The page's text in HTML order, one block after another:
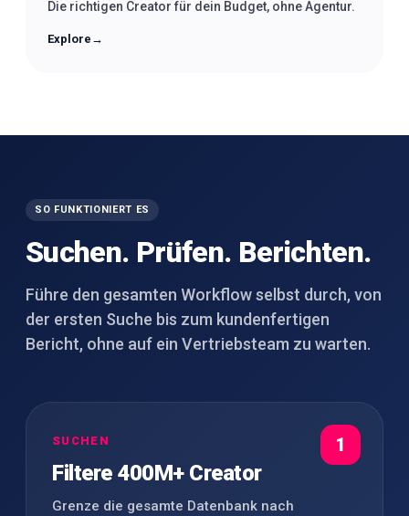
Die richtigen Creator für dein Budget, ohne Agentur.
Explore →
SO FUNKTIONIERT ES
Suchen. Prüfen. Berichten.
Führe den gesamten Workflow selbst durch, von
der ersten Suche bis zum kundenfertigen
Bericht, ohne auf ein Vertriebsteam zu warten.
1
SUCHEN
Filtere 400M+ Creator
Grenze die gesamte Datenbank nach